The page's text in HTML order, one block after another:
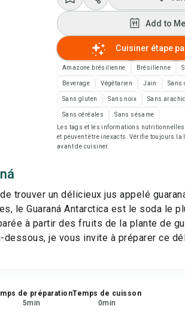
Add to
Add to
Notes de
Imprimer
Signaler
Add to
Cuisiner étape
Amazone brésilienne Brésilienne
Beverage Végétarien Jain Sans
Sans gluten Sans noix Sans
Sans céréales
Sans sésame
Les tags et les informations
et peuvent être inexacts. Vérifie toujours
avant de cuisiner.
trouver un délicieux jus appelé
le Guaraná Antarctica est le soda le
à partir des fruits de la plante de
je vous invite à préparer ce
de préparation
5min
Temps de cuisson
0min